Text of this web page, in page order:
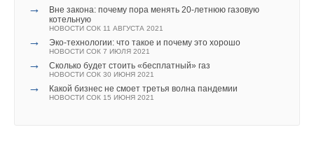
→
Вне закона: почему пора менять 20-летнюю газовую
котельную
НОВОСТИ СОК 11 АВГУСТА 2021
→ Эко-технологии: что такое и почему это хорошо
НОВОСТИ СОК 7 ИЮЛЯ 2021
→ Сколько будет стоить «бесплатный» газ
НОВОСТИ СОК 30 ИЮНЯ 2021
→ Какой бизнес не смоет третья волна пандемии
НОВОСТИ СОК 15 ИЮНЯ 2021